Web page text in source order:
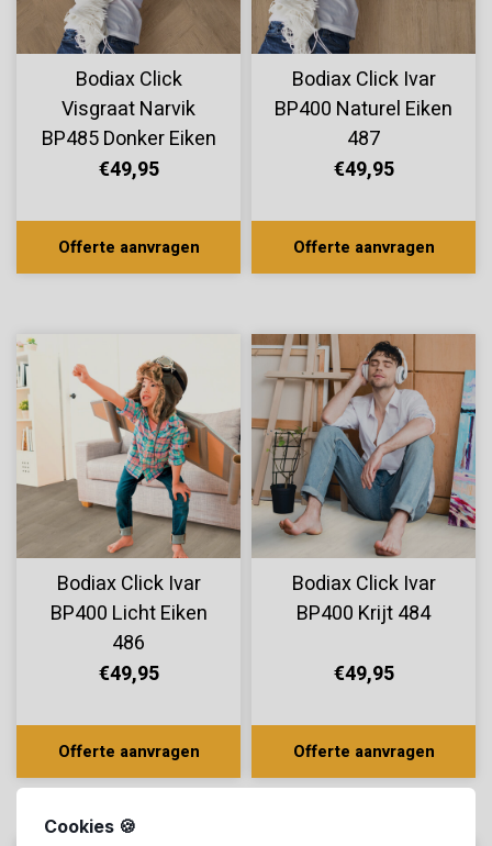
Cookies 🍪
Bodiax Click
Visgraat Narvik
BP485 Donker Eiken
474
€49,95
Offerte aanvragen
Bodiax Click Ivar
BP400 Naturel Eiken
487
€49,95
Offerte aanvragen
Bodiax Click Ivar
BP400 Licht Eiken
486
€49,95
Offerte aanvragen
Bodiax Click Ivar
BP400 Krijt 484
€49,95
Offerte aanvragen